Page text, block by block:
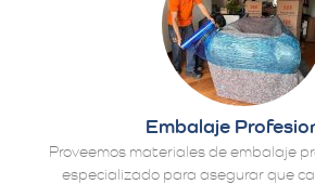
Embalaje
Proveemos materiales de embalaje
especializado para asegurar que